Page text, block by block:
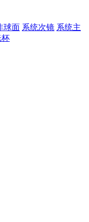
球面 系统次镜 系统主
杯